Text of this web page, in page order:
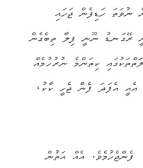
ހަޑިފެން ޖަހައި
ރޭގަނޑު ނޫނީ ފިލާ ތިބެގެން
ކިތަންމެ ނުރުހުމެއް
އެފަދަ ފެން ޖެހީ ކާކު،
ފެންޖެހުމެވެ. އެއް އަތުން